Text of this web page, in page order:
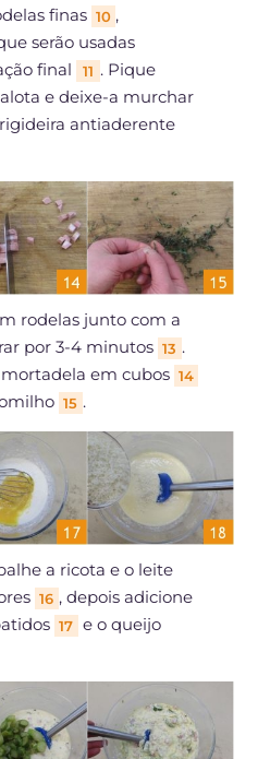
finas 10 ,
serão usadas
final
11 . Pique
e deixe-a murchar
antiaderente
rodelas junto com a
por 3-4 minutos 13 .
em cubos 14
15 .
a ricota e o leite
16 , depois adicione
17 e o queijo